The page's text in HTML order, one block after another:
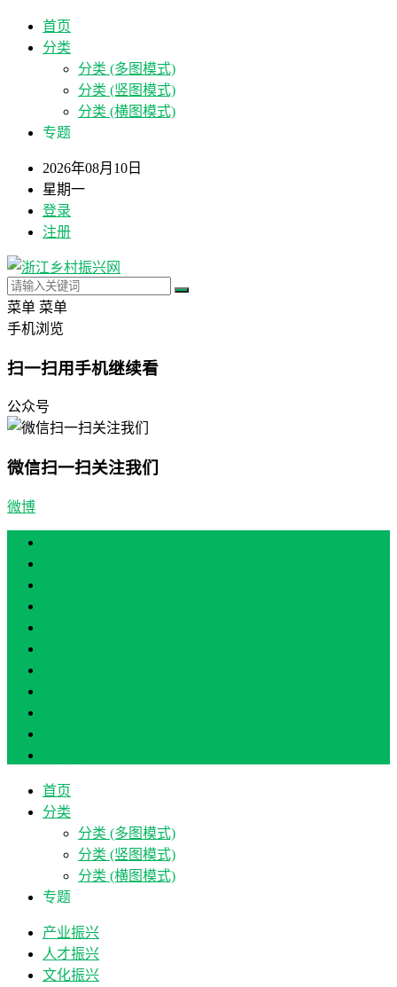
首页
分类
分类 (多图模式)
分类 (竖图模式)
分类 (横图模式)
专题
2026年08月10日
星期一
登录
注册
菜单 菜单
手机浏览
扫一扫用手机继续看
公众号
微信扫一扫关注我们
微博
首页
分类
分类 (多图模式)
分类 (竖图模式)
分类 (横图模式)
专题
产业振兴
人才振兴
文化振兴